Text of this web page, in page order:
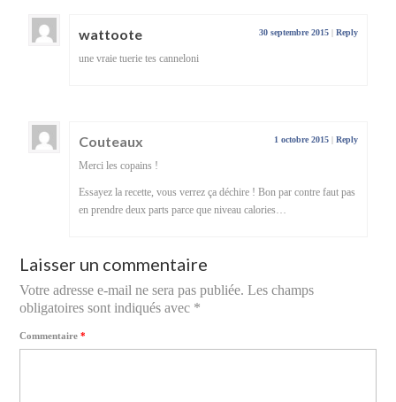
wattoote 30 septembre 2015 | Reply
une vraie tuerie tes canneloni
Couteaux 1 octobre 2015 | Reply
Merci les copains !
Essayez la recette, vous verrez ça déchire ! Bon par contre faut pas
en prendre deux parts parce que niveau calories…
Laisser un commentaire
Votre adresse e-mail ne sera pas publiée. Les champs
obligatoires sont indiqués avec *
Commentaire*